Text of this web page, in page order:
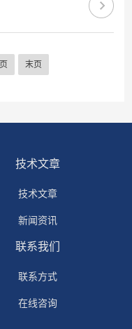
时显示和记录测量结
面将介绍熔深测量显微
。它具有高分辨率和
末页
技术文章
技术文章
新闻资讯
联系我们
联系方式
在线咨询